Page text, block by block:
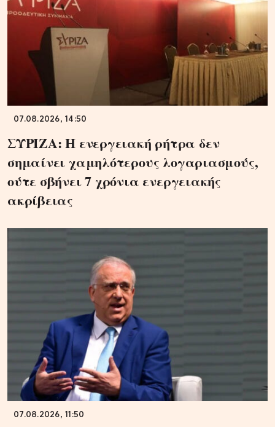
07.08.2026, 14:50
ΣΥΡΙΖΑ: Η ενεργειακή ρήτρα δεν
σημαίνει χαμηλότερους λογαριασμούς,
ούτε σβήνει 7 χρόνια ενεργειακής
ακρίβειας
07.08.2026, 11:50